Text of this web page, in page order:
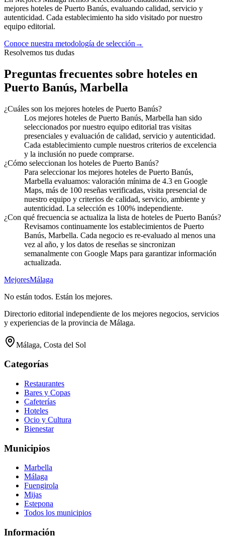
mejores hoteles de Puerto Banús, evaluando calidad, servicio y
autenticidad. Cada establecimiento ha sido visitado por nuestro
equipo editorial.
Conoce nuestra metodología de selección →
Resolvemos tus dudas
Preguntas frecuentes sobre hoteles en
Puerto Banús, Marbella
¿Cuáles son los mejores hoteles de Puerto Banús?
Los mejores hoteles de Puerto Banús, Marbella han sido
seleccionados por nuestro equipo editorial tras visitas
presenciales y evaluación de calidad, servicio y autenticidad.
Cada establecimiento cumple nuestros criterios de excelencia
y la inclusión no puede comprarse.
¿Cómo seleccionan los hoteles de Puerto Banús?
Para seleccionar los mejores hoteles de Puerto Banús,
Marbella evaluamos: valoración mínima de 4.3 en Google
Maps, más de 100 reseñas verificadas, visita presencial de
nuestro equipo y criterios de calidad, servicio, ambiente y
autenticidad. La selección es 100% independiente.
¿Con qué frecuencia se actualiza la lista de hoteles de Puerto Banús?
Revisamos continuamente los establecimientos de Puerto
Banús, Marbella. Cada negocio es re-evaluado al menos una
vez al año, y los datos de reseñas se sincronizan
semanalmente con Google Maps para garantizar información
actualizada.
MejoresMálaga
No están todos. Están los mejores.
Directorio editorial independiente de los mejores negocios, servicios
y experiencias de la provincia de Málaga.
Málaga, Costa del Sol
Categorías
Restaurantes
Bares y Copas
Cafeterías
Hoteles
Ocio y Cultura
Bienestar
Municipios
Marbella
Málaga
Fuengirola
Mijas
Estepona
Todos los municipios
Información